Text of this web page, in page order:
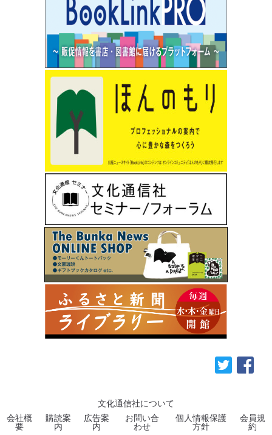
文化通信社について
会社概
要
購読案
内
広告案
内
お問い合
わせ
個人情報保護
方針
会員規
約